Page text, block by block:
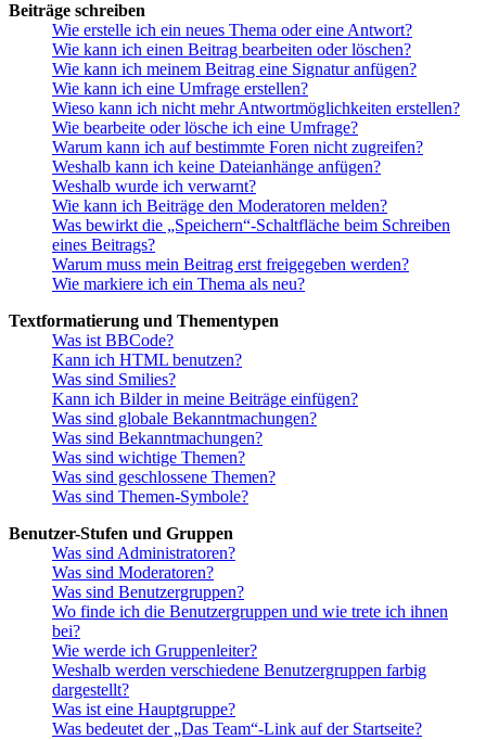
Beiträge schreiben
Wie erstelle ich ein neues Thema oder eine Antwort?
Wie kann ich einen Beitrag bearbeiten oder löschen?
Wie kann ich meinem Beitrag eine Signatur anfügen?
Wie kann ich eine Umfrage erstellen?
Wieso kann ich nicht mehr Antwortmöglichkeiten erstellen?
Wie bearbeite oder lösche ich eine Umfrage?
Warum kann ich auf bestimmte Foren nicht zugreifen?
Weshalb kann ich keine Dateianhänge anfügen?
Weshalb wurde ich verwarnt?
Wie kann ich Beiträge den Moderatoren melden?
Was bewirkt die „Speichern“-Schaltfläche beim Schreiben
eines Beitrags?
Warum muss mein Beitrag erst freigegeben werden?
Wie markiere ich ein Thema als neu?
Textformatierung und Thementypen
Was ist BBCode?
Kann ich HTML benutzen?
Was sind Smilies?
Kann ich Bilder in meine Beiträge einfügen?
Was sind globale Bekanntmachungen?
Was sind Bekanntmachungen?
Was sind wichtige Themen?
Was sind geschlossene Themen?
Was sind Themen-Symbole?
Benutzer-Stufen und Gruppen
Was sind Administratoren?
Was sind Moderatoren?
Was sind Benutzergruppen?
Wo finde ich die Benutzergruppen und wie trete ich ihnen
bei?
Wie werde ich Gruppenleiter?
Weshalb werden verschiedene Benutzergruppen farbig
dargestellt?
Was ist eine Hauptgruppe?
Was bedeutet der „Das Team“-Link auf der Startseite?